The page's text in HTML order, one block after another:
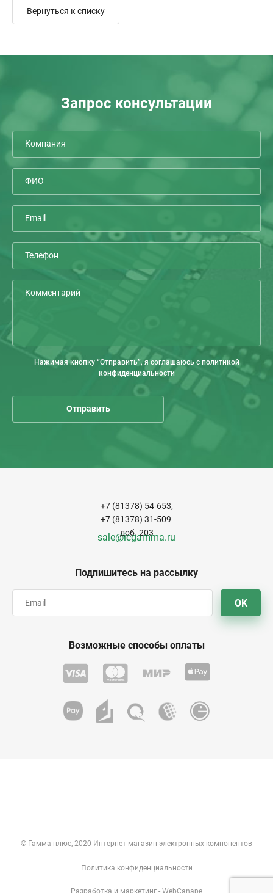
Вернуться к списку
Запрос консультации
Нажимая кнопку “Отправить”, я соглашаюсь с политикой
конфиденциальности
Подпишитесь на рассылку
OK
+7 (81378) 54-653,
+7 (81378) 31-509
доб. 203
sale@icgamma.ru
Возможные способы оплаты
© Гамма плюс, 2020 Интернет-магазин электронных компонентов
Политика конфиденциальности
Разработка и маркетинг - WebCanape